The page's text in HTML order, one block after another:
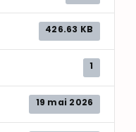
426.63 KB
1
19 mai 2026